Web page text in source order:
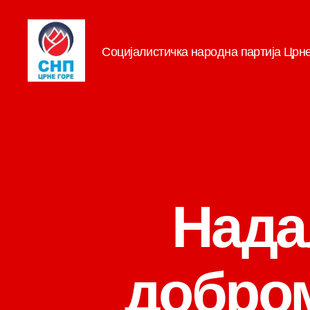
Социјалистичка народна партија